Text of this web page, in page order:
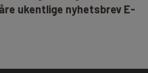
ukentlige nyhetsbrev E-